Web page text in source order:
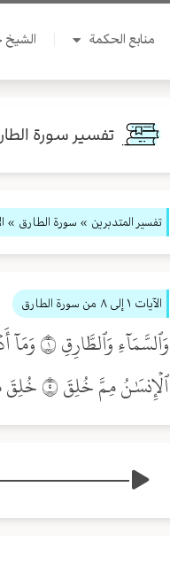
منابع الحكمة الشيخ
تفسير سورة الطارق |
تفسير المتدبرين » سورة الطارق »
الآيات ١ إلى ٨ من سورة الطارق
ٱلۡإِنسَٰنُ مِمَّ خُلِقَ ٥ خُلِقَ مِن مَّآءٖ دَافِقٖ ٦ يَخۡرُجُ مِنۢ بَيۡنِ ٱلصُّلۡبِ وَٱلتَّرَآئِبِ ٧ إِنَّهُۥ عَلَىٰ رَجۡعِهِۦ لَقَادِرٞ ٨